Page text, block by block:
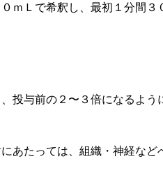
ｍＬで希釈し、最初１分間
投与前の２〜３倍になるよう
たっては、組織・神経など